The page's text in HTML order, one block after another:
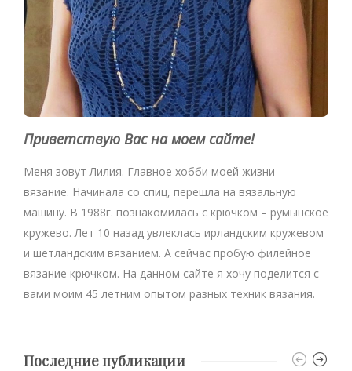
Приветствую Вас на моем сайте!
Меня зовут Лилия. Главное хобби моей жизни –
вязание. Начинала со спиц, перешла на вязальную
машину. В 1988г. познакомилась с крючком – румынское
кружево. Лет 10 назад увлеклась ирландским кружевом
и шетландским вязанием. А сейчас пробую филейное
вязание крючком. На данном сайте я хочу поделится с
вами моим 45 летним опытом разных техник вязания.
Последние публикации